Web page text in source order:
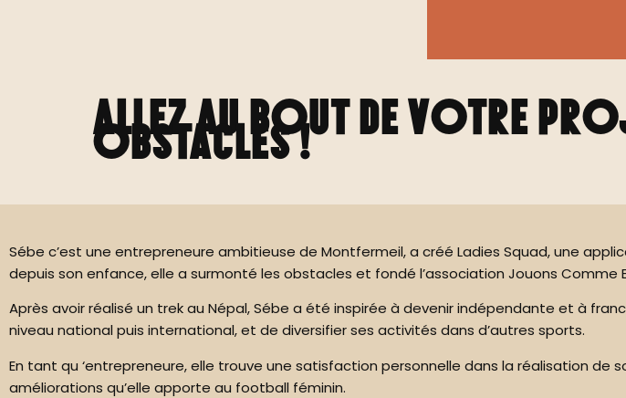
Allez au bout de votre
obstacles !
Sébe c’est une entrepreneure ambitieuse de Montfermeil, a créé Ladies Squad, une
depuis son enfance, elle a surmonté les obstacles et fondé l’association Jouons
Après avoir réalisé un trek au Népal, Sébe a été inspirée à devenir indépendante et à
niveau national puis international, et de diversifier ses activités dans d’autres sports.
En tant qu ‘entrepreneure, elle trouve une satisfaction personnelle dans la réalisation
améliorations qu’elle apporte au football féminin.